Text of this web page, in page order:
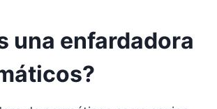
una enfardadora